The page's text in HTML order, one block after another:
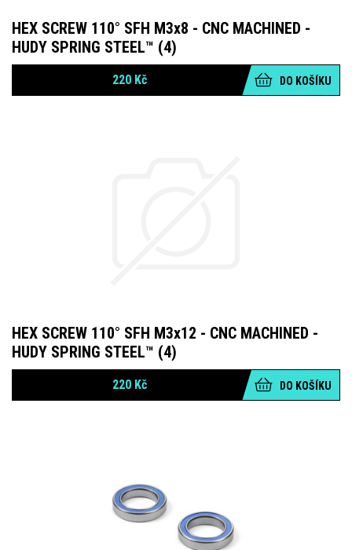
HEX SCREW 110° SFH M3x8 - CNC MACHINED -
HUDY SPRING STEEL™ (4)
220 Kč DO KOŠÍKU
HEX SCREW 110° SFH M3x12 - CNC MACHINED -
HUDY SPRING STEEL™ (4)
220 Kč DO KOŠÍKU